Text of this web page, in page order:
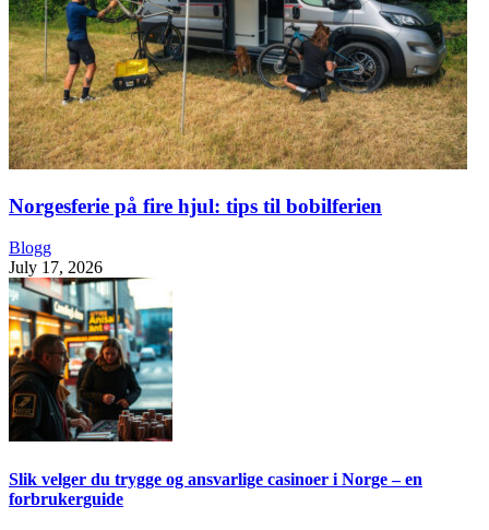
Norgesferie på fire hjul: tips til bobilferien
Blogg
July 17, 2026
Slik velger du trygge og ansvarlige casinoer i Norge – en
forbrukerguide